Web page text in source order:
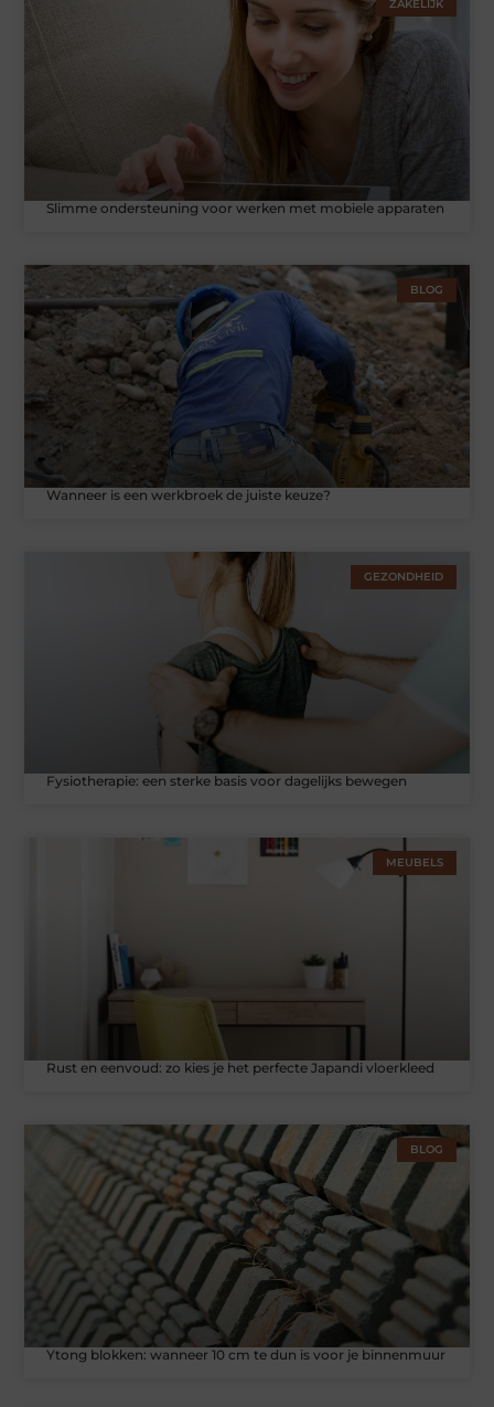
ZAKELIJK
Slimme ondersteuning voor werken met mobiele apparaten
BLOG
Wanneer is een werkbroek de juiste keuze?
GEZONDHEID
Fysiotherapie: een sterke basis voor dagelijks bewegen
MEUBELS
Rust en eenvoud: zo kies je het perfecte Japandi vloerkleed
BLOG
Ytong blokken: wanneer 10 cm te dun is voor je binnenmuur